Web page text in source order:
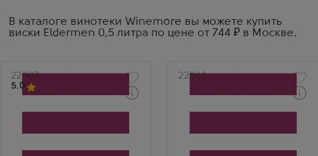
В каталоге винотеки Winemore вы можете купить
виски Eldermen 0,5 литра по цене от 744 ₽ в Москве.
Артикул
22507
5.0
Купажированный
Артикул
22582
Купажированный с двумя